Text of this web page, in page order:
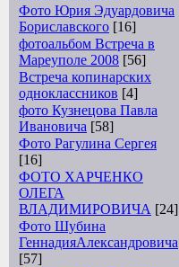
Фото Юрия Эдуардовича
Бориславского [16]
фотоальбом Встреча в
Мареуполе 2008 [56]
Встреча копинарских
одноклассников [4]
фото Кузнецова Павла
Ивановича [58]
Фото Рагулина Сергея
[16]
ФОТО ХАРЧЕНКО
ОЛЕГА
ВЛАДИМИРОВИЧА [24]
Фото Шубина
ГеннадияАлександровича
[57]